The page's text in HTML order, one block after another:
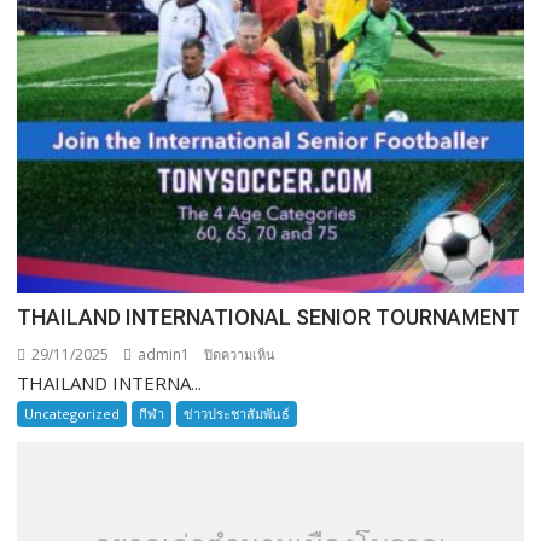
THAILAND INTERNATIONAL SENIOR TOURNAMENT
29/11/2025 admin1 ปิดความเห็น
INTERNATIONAL
SENIOR
THAILAND INTERNA...
Uncategorized กีฬา ข่าวประชาสัมพันธ์